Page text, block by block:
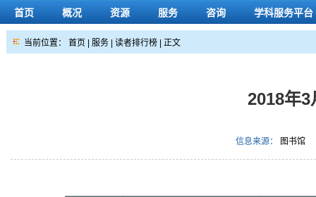
首页 概况 资源 服务 咨询 学科服务平台
当前位置： 首页 服务 读者排行榜 | 正文
2018年3
信息来源： 图书馆